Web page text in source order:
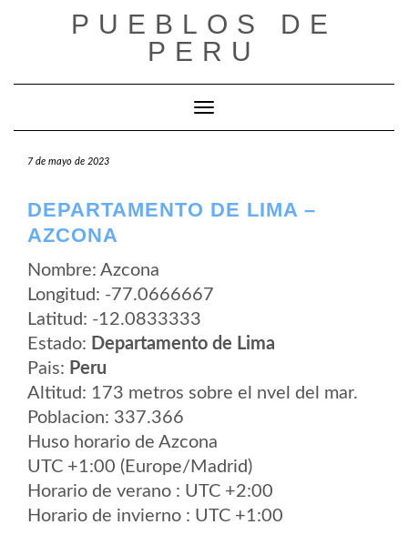
PUEBLOS DE
PERU
Cambiar modo de navegación
7 de mayo de 2023
DEPARTAMENTO DE LIMA –
AZCONA
Nombre: Azcona
Longitud: -77.0666667
Latitud: -12.0833333
Estado: Departamento de Lima
Pais: Peru
Altitud: 173 metros sobre el nvel del mar.
Poblacion: 337.366
Huso horario de Azcona
UTC +1:00 (Europe/Madrid)
Horario de verano : UTC +2:00
Horario de invierno : UTC +1:00